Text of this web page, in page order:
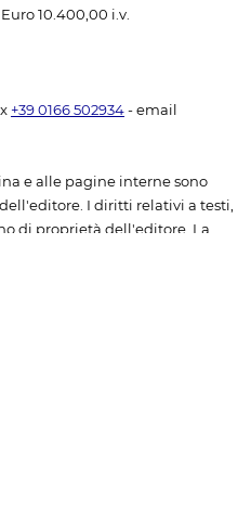
10.400,00 i.v.
+39 0166 502934 - email
e alle pagine interne sono
I diritti relativi a testi,
di proprietà dell'editore. La